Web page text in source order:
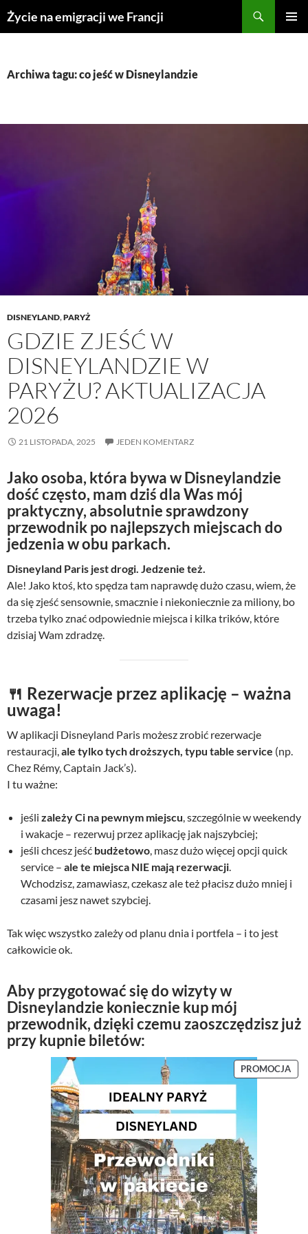
Przejdź
doŻycie na emigracji we Francji
Archiwa tagu: co jeść w Disneylandzie
DISNEYLAND,PARYŻ
GDZIE ZJEŚĆ W
DISNEYLANDZIE W
PARYŻU? AKTUALIZACJA
2026
21 LISTOPADA, 2025 JEDEN KOMENTARZ
Jako osoba, która bywa w Disneylandzie
dość często, mam dziś dla Was mój
praktyczny, absolutnie sprawdzony
przewodnik po najlepszych miejscach do
jedzenia w obu parkach.
Disneyland Paris jest drogi. Jedzenie też.
Ale! Jako ktoś, kto spędza tam naprawdę dużo czasu, wiem, że
da się zjeść sensownie, smacznie i niekoniecznie za miliony, bo
trzeba tylko znać odpowiednie miejsca i kilka trików, które
dzisiaj Wam zdradzę.
🍴 Rezerwacje przez aplikację – ważna
uwaga!
W aplikacji Disneyland Paris możesz zrobić rezerwacje
restauracji, ale tylko tych droższych, typu table service (np.
Chez Rémy, Captain Jack’s).
I tu ważne:
jeśli zależy Ci na pewnym miejscu , szczególnie w weekendy
i wakacje – rezerwuj przez aplikację jak najszybciej;
jeśli chcesz jeść budżetowo , masz dużo więcej opcji quick
service – ale te miejsca NIE mają rezerwacji
Wchodzisz, zamawiasz, czekasz ale też płacisz dużo mniej i
czasami jesz nawet szybciej.
Tak więc wszystko zależy od planu dnia i portfela – i to jest
całkowicie ok.
Aby przygotować się do wizyty w
Disneylandzie koniecznie kup mój
przewodnik, dzięki czemu zaoszczędzisz już
przy kupnie biletów:
PROMOCJAP
R